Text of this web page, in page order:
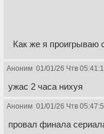
Как же я проигрываю
Аноним 01/01/26 Чтв
ужас 2 часа нихуя
Аноним 01/01/26 Чтв
провал финала